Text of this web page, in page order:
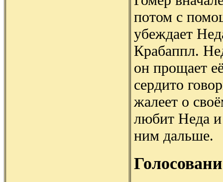
потом с
убеждает
Крабаппл.
он прощает
сердито
жалеет о
любит Неда и
ним дальше.